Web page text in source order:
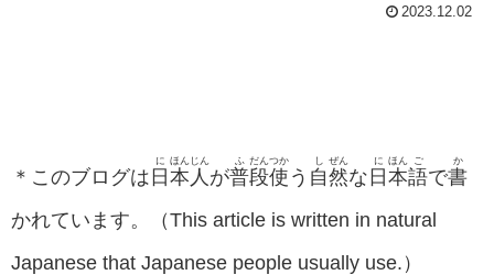
2023.12.02
＊このブログは 日
に
本
ほん
人
じん
が普
ふ
段
だん
使
つか
う 自
し
然
ぜん
な 日
に
本
ほん
語
ご
で書
か
かれています。（This article is written in natural
Japanese that Japanese people usually use.）